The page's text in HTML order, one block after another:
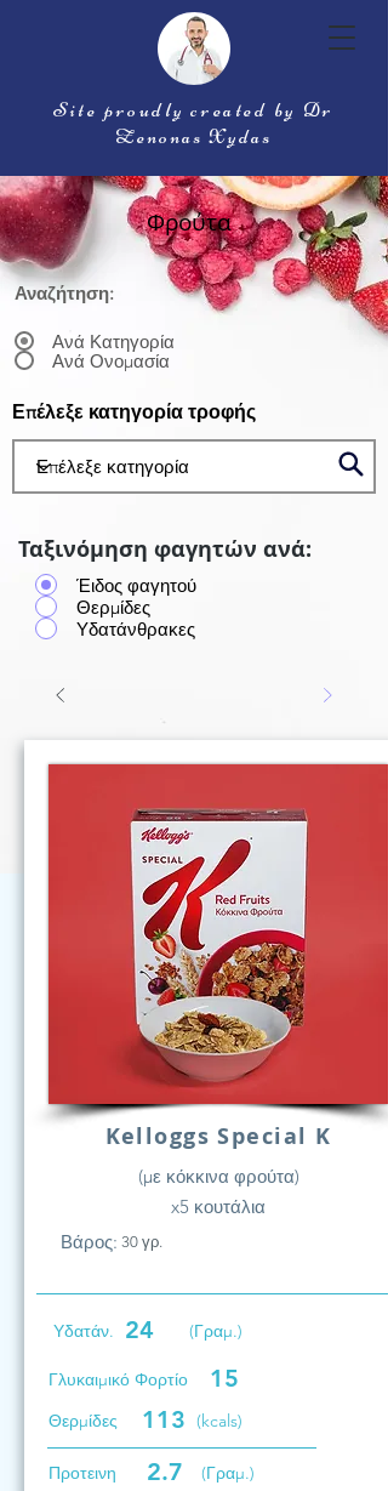
Site proudly created by Dr
Zenonas Xydas
Φρούτα
Αναζήτηση:
Ανά Κατηγορία
Ανά Ονομασία
Επέλεξε κατηγορία τροφής
Ταξινόμηση φαγητών ανά:
Έιδος φαγητού
Θερμίδες
Υδατάνθρακες
Kelloggs Special K
(με κόκκινα φρούτα)
x5 κουτάλια
Βάρος: 30 γρ.
Υδατάν. 24 (Γραμ.)
Γλυκαιμικό Φορτίο 15
Θερμίδες 113 (kcals)
Προτεινη 2.7
(Γραμ.)